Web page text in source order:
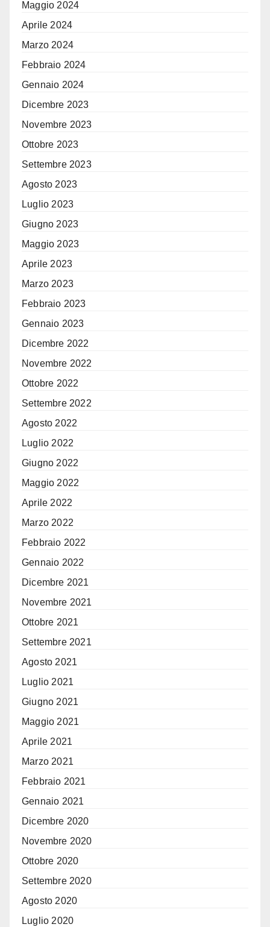
Maggio 2024
Aprile 2024
Marzo 2024
Febbraio 2024
Gennaio 2024
Dicembre 2023
Novembre 2023
Ottobre 2023
Settembre 2023
Agosto 2023
Luglio 2023
Giugno 2023
Maggio 2023
Aprile 2023
Marzo 2023
Febbraio 2023
Gennaio 2023
Dicembre 2022
Novembre 2022
Ottobre 2022
Settembre 2022
Agosto 2022
Luglio 2022
Giugno 2022
Maggio 2022
Aprile 2022
Marzo 2022
Febbraio 2022
Gennaio 2022
Dicembre 2021
Novembre 2021
Ottobre 2021
Settembre 2021
Agosto 2021
Luglio 2021
Giugno 2021
Maggio 2021
Aprile 2021
Marzo 2021
Febbraio 2021
Gennaio 2021
Dicembre 2020
Novembre 2020
Ottobre 2020
Settembre 2020
Agosto 2020
Luglio 2020